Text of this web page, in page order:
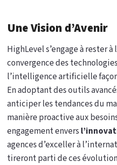
Une Vision d’Avenir
HighLevel s’engage à rester
convergence des
l’intelligence artificielle
En adoptant des outils
anticiper les tendances du
manière proactive aux
engagement envers
agences d’exceller à
tireront parti de ces